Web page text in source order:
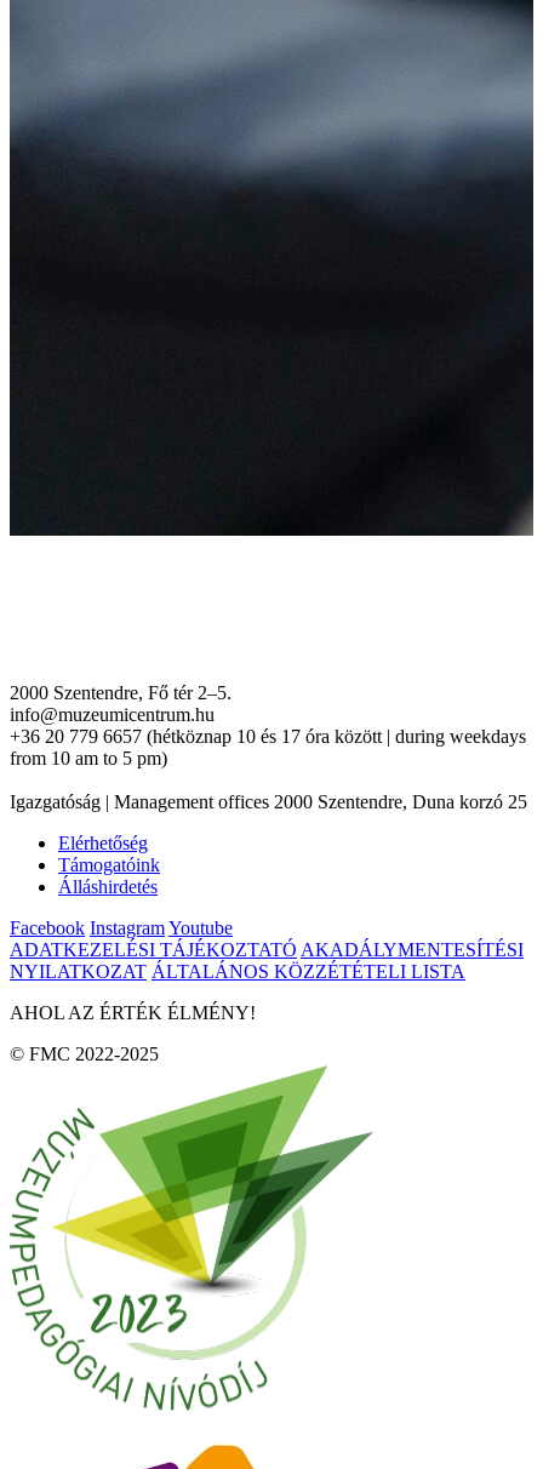
2000 Szentendre, Fő tér 2–5.
info@muzeumicentrum.hu
+36 20 779 6657 (hétköznap 10 és 17 óra között | during weekdays
from 10 am to 5 pm)
Igazgatóság | Management offices 2000 Szentendre, Duna korzó 25
Elérhetőség
Támogatóink
Álláshirdetés
Facebook InstagramYoutube
ADATKEZELÉSI TÁJÉKOZTATÓ AKADÁLYMENTESÍTÉSI
NYILATKOZAT ÁLTALÁNOS KÖZZÉTÉTELI LISTA
AHOL AZ ÉRTÉK ÉLMÉNY!
© FMC 2022-2025